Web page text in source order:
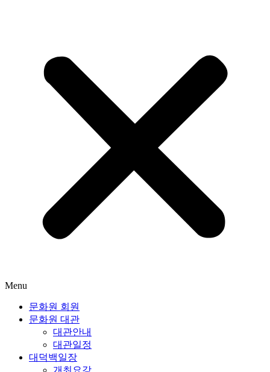
Menu
문화원 회원
문화원 대관
대관안내
대관일정
대덕백일장
개최요강